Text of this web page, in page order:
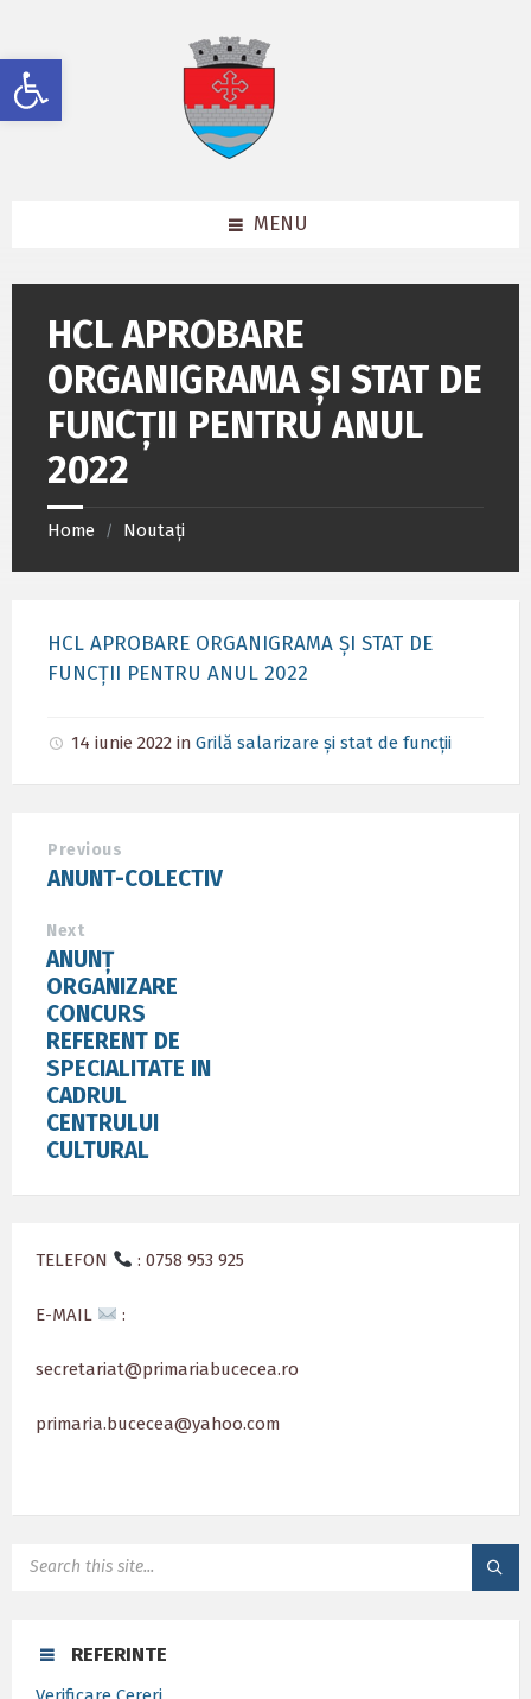
Deschide bara de unelte
content
left
sidebar
footer
MENU
HCL APROBARE
ORGANIGRAMA ȘI STAT DE
FUNCȚII PENTRU ANUL
2022
Home / Noutați
HCL APROBARE ORGANIGRAMA ȘI STAT DE
FUNCȚII PENTRU ANUL 2022
14 iunie 2022 in Grilă salarizare și stat de funcții
Previous
ANUNT-COLECTIV
Next
ANUNȚ
ORGANIZARE
CONCURS
REFERENT DE
SPECIALITATE IN
CADRUL
CENTRULUI
CULTURAL
TELEFON : 0758 953 925
E-MAIL :
secretariat@primariabucecea.ro
primaria.bucecea@yahoo.com
REFERINTE